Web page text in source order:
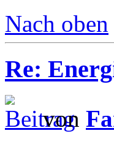
Nach oben
Re:
von